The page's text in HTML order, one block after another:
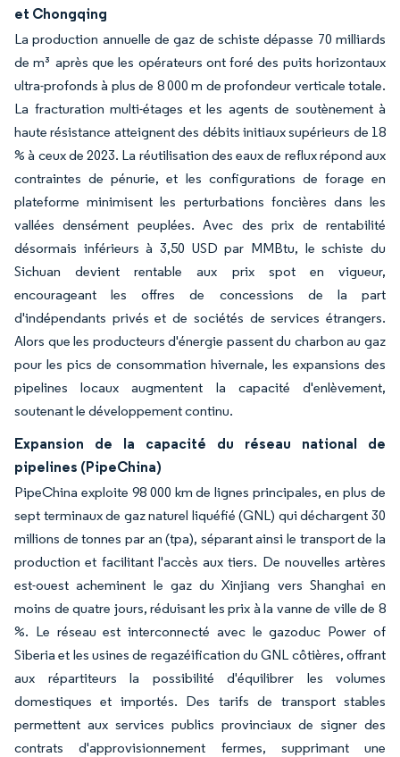
et Chongqing
La production annuelle de gaz de schiste dépasse 70 milliards
de m³ après que les opérateurs ont foré des puits horizontaux
ultra-profonds à plus de 8 000 m de profondeur verticale totale.
La fracturation multi-étages et les agents de soutènement à
haute résistance atteignent des débits initiaux supérieurs de 18
% à ceux de 2023. La réutilisation des eaux de reflux répond aux
contraintes de pénurie, et les configurations de forage en
plateforme minimisent les perturbations foncières dans les
vallées densément peuplées. Avec des prix de rentabilité
désormais inférieurs à 3,50 USD par MMBtu, le schiste du
Sichuan devient rentable aux prix spot en vigueur,
encourageant les offres de concessions de la part
d'indépendants privés et de sociétés de services étrangers.
Alors que les producteurs d'énergie passent du charbon au gaz
pour les pics de consommation hivernale, les expansions des
pipelines locaux augmentent la capacité d'enlèvement,
soutenant le développement continu.
Expansion de la capacité du réseau national de
pipelines (PipeChina)
PipeChina exploite 98 000 km de lignes principales, en plus de
sept terminaux de gaz naturel liquéfié (GNL) qui déchargent 30
millions de tonnes par an (tpa), séparant ainsi le transport de la
production et facilitant l'accès aux tiers. De nouvelles artères
est-ouest acheminent le gaz du Xinjiang vers Shanghai en
moins de quatre jours, réduisant les prix à la vanne de ville de 8
%. Le réseau est interconnecté avec le gazoduc Power of
Siberia et les usines de regazéification du GNL côtières, offrant
aux répartiteurs la possibilité d'équilibrer les volumes
domestiques et importés. Des tarifs de transport stables
permettent aux services publics provinciaux de signer des
contrats d'approvisionnement fermes, supprimant une